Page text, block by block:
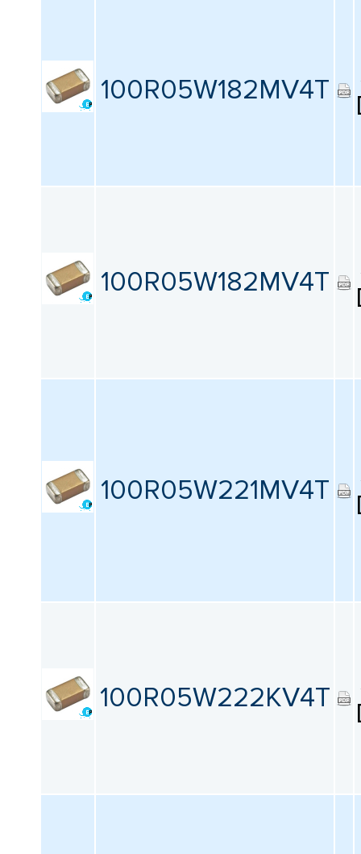
100R05W182MV4T
100R05W182MV4T
100R05W221MV4T
100R05W222KV4T